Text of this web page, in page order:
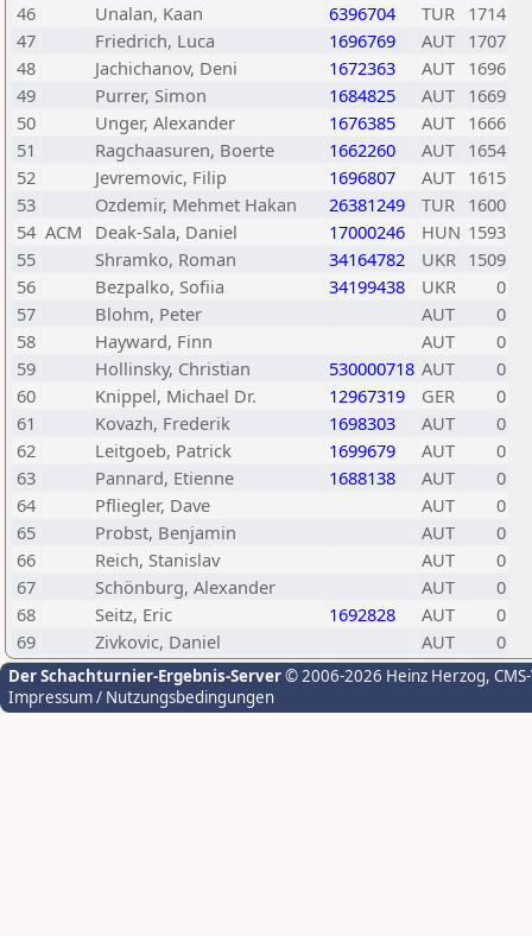
46
Unalan, Kaan 6396704 TUR 1714
47
Friedrich, Luca 1696769 AUT 1707
48
Jachichanov, Deni 1672363 AUT 1696
49
Purrer, Simon 1684825 AUT 1669
50
Unger, Alexander 1676385 AUT 1666
51
Ragchaasuren, Boerte 1662260 AUT 1654
52
Jevremovic, Filip 1696807 AUT 1615
53
Ozdemir, Mehmet Hakan 26381249 TUR 1600
54 ACM Deak-Sala, Daniel 17000246 HUN 1593
55
Shramko, Roman 34164782 UKR 1509
56
Bezpalko, Sofiia 34199438 UKR
0
57
Blohm, Peter AUT
0
58
Hayward, Finn AUT
0
59
Hollinsky, Christian 530000718 AUT
0
60
Knippel, Michael Dr. 12967319 GER
0
61
Kovazh, Frederik 1698303 AUT
0
62
Leitgoeb, Patrick 1699679 AUT
0
63
Pannard, Etienne 1688138 AUT
0
64
Pfliegler, Dave AUT
0
65
Probst, Benjamin AUT
0
66
Reich, Stanislav AUT
0
67
Schönburg, Alexander AUT
0
68
Seitz, Eric 1692828 AUT
0
69
Zivkovic, Daniel AUT 0
Der Schachturnier-Ergebnis-Server© 2006-2026 Heinz Herzog,
Impressum / Nutzungsbedingungen